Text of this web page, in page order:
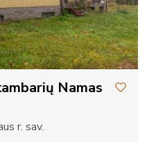
Namas
r. sav.